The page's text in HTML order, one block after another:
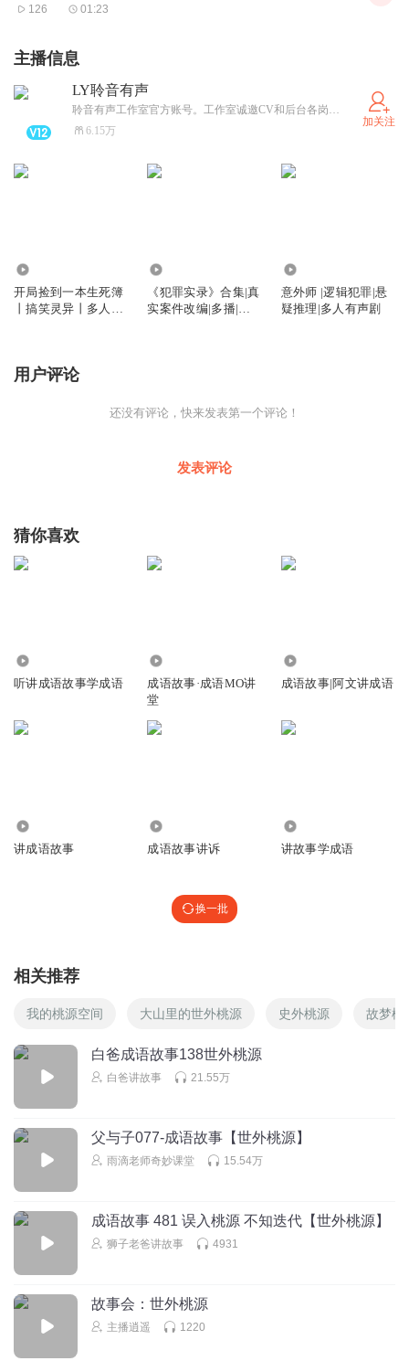
126 01:23
主播信息
LY聆音有声
聆音有声工作室官方账号。工作室诚邀CV和后台各岗位老师的加入。
6.15万
加关注
开局捡到一本生死簿
丨搞笑灵异丨多人有
《犯罪实录》合集|真
实案件改编|多播|还
意外师 |逻辑犯罪|悬
疑推理|多人有声剧
用户评论
还没有评论，快来发表第一个评论！
发表评论
猜你喜欢
听讲成语故事学成语
成语故事·成语MO讲
堂
成语故事|阿文讲成语
讲成语故事 成语故事讲诉 讲故事学成语
换一批
相关推荐
我的桃源空间 大山里的世外桃源 史外桃源 故梦桃
白爸成语故事138世外桃源
白爸讲故事 21.55万
父与子077-成语故事【世外桃源】
雨滴老师奇妙课堂 15.54万
成语故事 481 误入桃源 不知迭代【世外桃源】
狮子老爸讲故事 4931
故事会：世外桃源
主播逍遥 1220